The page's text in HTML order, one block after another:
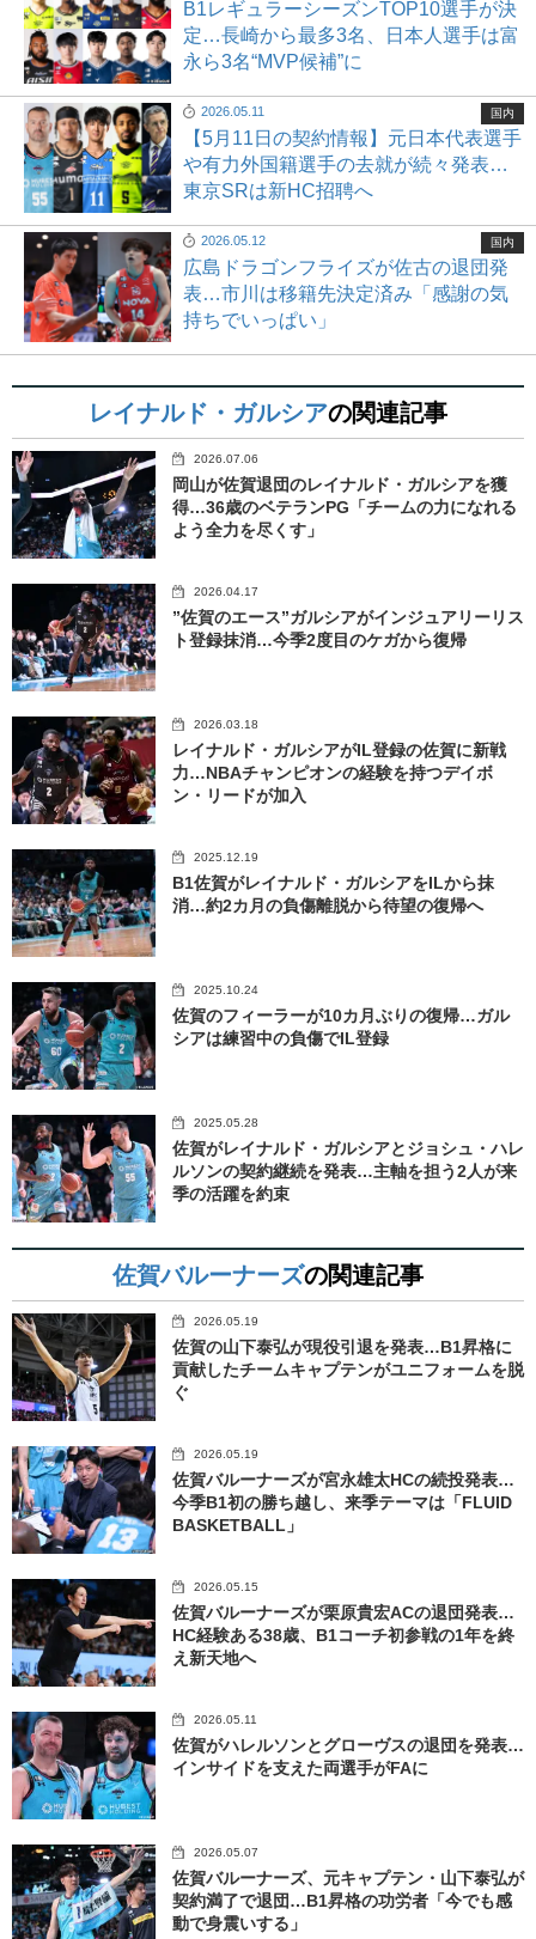
B1レギュラーシーズンTOP10選手が決
定…長崎から最多3名、日本人選手は富
永ら3名“MVP候補”に
2026.05.11
【5月11日の契約情報】元日本代表選手
や有力外国籍選手の去就が続々発表…
東京SRは新HC招聘へ
国内
2026.05.12
広島ドラゴンフライズが佐古の退団発
表…市川は移籍先決定済み「感謝の気
持ちでいっぱい」
国内
レイナルド・ガルシアの関連記事
2026.07.06
岡山が佐賀退団のレイナルド・ガルシアを獲
得…36歳のベテランPG「チームの力になれる
よう全力を尽くす」
2026.04.17
”佐賀のエース”ガルシアがインジュアリーリス
ト登録抹消…今季2度目のケガから復帰
2026.03.18
レイナルド・ガルシアがIL登録の佐賀に新戦
力…NBAチャンピオンの経験を持つデイボ
ン・リードが加入
2025.12.19
B1佐賀がレイナルド・ガルシアをILから抹
消…約2カ月の負傷離脱から待望の復帰へ
2025.10.24
佐賀のフィーラーが10カ月ぶりの復帰…ガル
シアは練習中の負傷でIL登録
2025.05.28
佐賀がレイナルド・ガルシアとジョシュ・ハレ
ルソンの契約継続を発表…主軸を担う2人が来
季の活躍を約束
佐賀バルーナーズの関連記事
2026.05.19
佐賀の山下泰弘が現役引退を発表…B1昇格に
貢献したチームキャプテンがユニフォームを脱
ぐ
2026.05.19
佐賀バルーナーズが宮永雄太HCの続投発表…
今季B1初の勝ち越し、来季テーマは「FLUID
BASKETBALL」
2026.05.15
佐賀バルーナーズが栗原貴宏ACの退団発表…
HC経験ある38歳、B1コーチ初参戦の1年を終
え新天地へ
2026.05.11
佐賀がハレルソンとグローヴスの退団を発表…
インサイドを支えた両選手がFAに
2026.05.07
佐賀バルーナーズ、元キャプテン・山下泰弘が
契約満了で退団…B1昇格の功労者「今でも感
動で身震いする」